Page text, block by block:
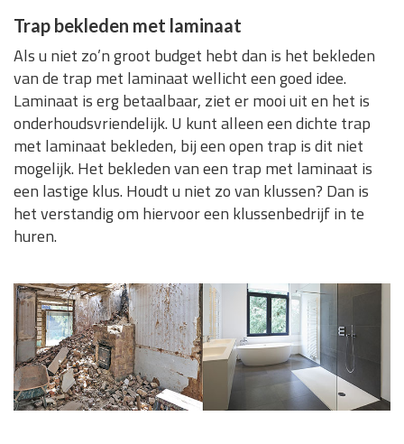
Trap bekleden met laminaat
Als u niet zo’n groot budget hebt dan is het bekleden
van de trap met laminaat wellicht een goed idee.
Laminaat is erg betaalbaar, ziet er mooi uit en het is
onderhoudsvriendelijk. U kunt alleen een dichte trap
met laminaat bekleden, bij een open trap is dit niet
mogelijk. Het bekleden van een trap met laminaat is
een lastige klus. Houdt u niet zo van klussen? Dan is
het verstandig om hiervoor een klussenbedrijf in te
huren.